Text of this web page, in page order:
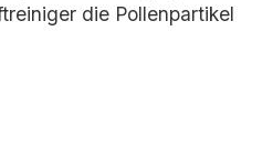
die Pollenpartikel